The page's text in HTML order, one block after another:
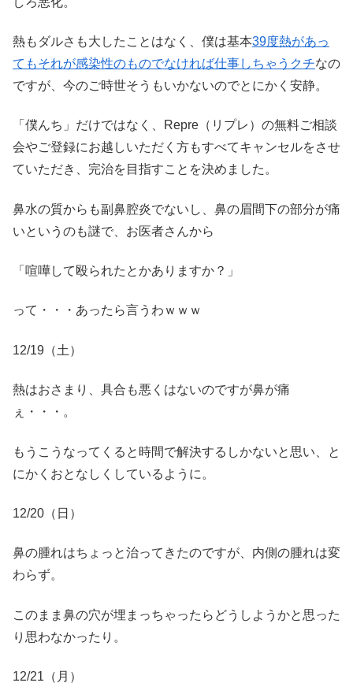
熱もダルさも大したことはなく、僕は基本39度熱があっ
てもそれが感染性のものでなければ仕事しちゃうクチなの
ですが、今のご時世そうもいかないのでとにかく安静。
「僕んち」だけではなく、Repre（リプレ）の無料ご相談
会やご登録にお越しいただく方もすべてキャンセルをさせ
ていただき、完治を目指すことを決めました。
鼻水の質からも副鼻腔炎でないし、鼻の眉間下の部分が痛
いというのも謎で、お医者さんから
「喧嘩して殴られたとかありますか？」
って・・・あったら言うわｗｗｗ
12/19（土）
熱はおさまり、具合も悪くはないのですが鼻が痛
ぇ・・・。
もうこうなってくると時間で解決するしかないと思い、と
にかくおとなしくしているように。
12/20（日）
鼻の腫れはちょっと治ってきたのですが、内側の腫れは変
わらず。
このまま鼻の穴が埋まっちゃったらどうしようかと思った
り思わなかったり。
12/21（月）